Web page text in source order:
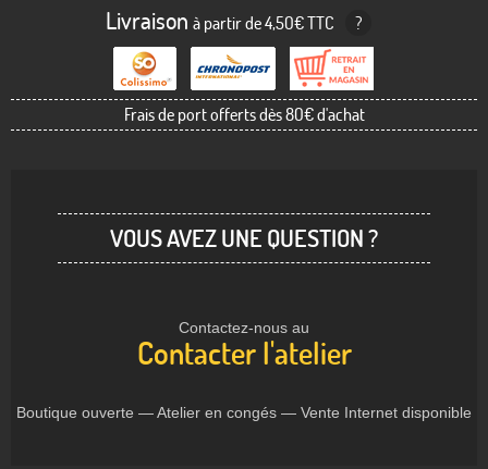
Livraison à partir de 4,50€ TTC ?
Frais de port offerts dès 80€ d'achat
VOUS AVEZ UNE QUESTION ?
Contactez-nous au
Contacter l'atelier
Boutique ouverte — Atelier en congés — Vente Internet disponible